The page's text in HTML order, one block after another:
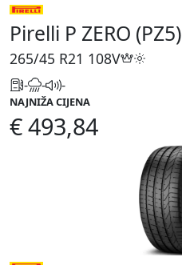
Pirelli P ZERO (PZ5)
265/45 R21 108V
- - -
NAJNIŽA CIJENA
€ 493,84